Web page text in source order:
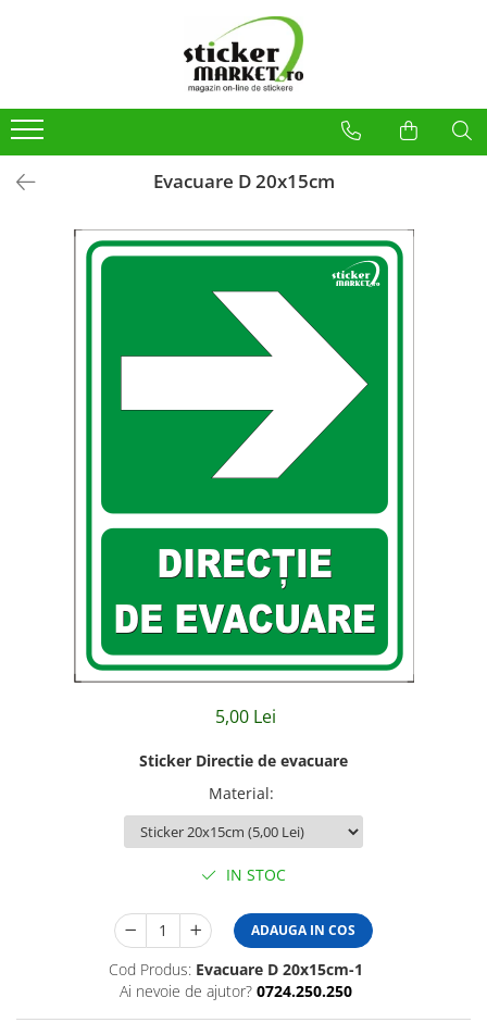
Produse la comandă
Placute
Stickere Atentionare
Stickere PSI
Stickere automate cafea
Amenajari vitrine
Sisteme afisaj
Evacuare D 20x15cm
5,00 Lei
Sticker Directie de evacuare
Material:
IN STOC
ADAUGA IN COS
Cod Produs: Evacuare D 20x15cm-1
Ai nevoie de ajutor? 0724.250.250